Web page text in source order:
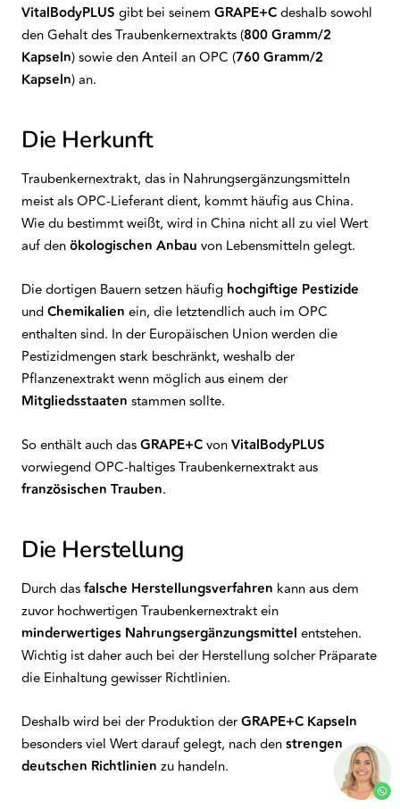
VitalBodyPLUS gibt bei seinem GRAPE+Cdeshalb sowohl
den Gehalt des Traubenkernextrakts (800 Gramm/2
Kapseln) sowie den Anteil an OPC (760 Gramm/2
Kapseln) an.
Die Herkunft
Traubenkernextrakt, das in Nahrungsergänzungsmitteln
meist als OPC-Lieferant dient, kommt häufig aus China.
Wie du bestimmt weißt, wird in China nicht all zu viel Wert
auf denökologischen Anbau von Lebensmitteln gelegt.
Die dortigen Bauern setzen häufig hochgiftige Pestizide
undChemikalien ein, die letztendlich auch im OPC
enthalten sind. In der Europäischen Union werden die
Pestizidmengen stark beschränkt, weshalb der
Pflanzenextrakt wenn möglich aus einem der
Mitgliedsstaaten stammen sollte.
So enthält auch dasGRAPE+CvonVitalBodyPLUS
vorwiegend OPC-haltiges Traubenkernextrakt aus
französischen Trauben.
Die Herstellung
Durch dasfalsche Herstellungsverfahren kann aus dem
zuvor hochwertigen Traubenkernextrakt ein
minderwertiges Nahrungsergänzungsmittel entstehen.
Wichtig ist daher auch bei der Herstellung solcher Präparate
die Einhaltung gewisser Richtlinien.
Deshalb wird bei der Produktion derGRAPE+C Kapseln
besonders viel Wert darauf gelegt, nach denstrengen
deutschen Richtlinien zu handeln.